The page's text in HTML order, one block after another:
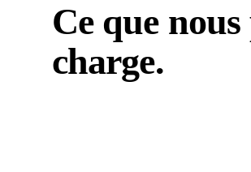
Ce que
charge.